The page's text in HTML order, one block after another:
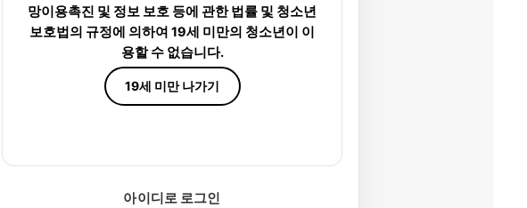
망이용촉진 및 정보 보호 등에 관한 법률 및 청소년
보호법의 규정에 의하여 19세 미만의 청소년이 이
용할 수 없습니다.
19세 미만 나가기
아이디로 로그인